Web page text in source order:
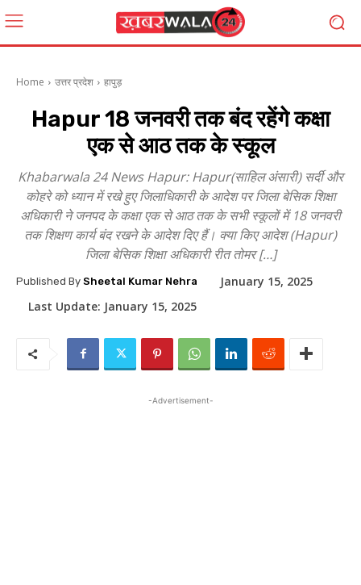
Home उत्तर प्रदेश हापुड़
Hapur 18 जनवरी तक बंद रहेंगे कक्षा
एक से आठ तक के स्कूल
Khabarwala 24 News Hapur: Hapur(साहिल अंसारी) सर्दी और
कोहरे को ध्यान में रखे हुए जिलाधिकारी के आदेश पर जिला बेसिक शिक्षा
अधिकारी ने जनपद के कक्षा एक से आठ तक के सभी स्कूलों में 18 जनवरी
तक शिक्षण कार्य बंद रखने के आदेश दिए हैं। क्या किए आदेश (Hapur)
जिला बेसिक शिक्षा अधिकारी रीत तोमर […]
Published By Sheetal Kumar Nehra
January 15, 2025
Last Update: January 15, 2025
-Advertisement-